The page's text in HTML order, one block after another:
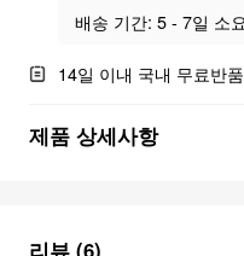
배송 기간: 5 - 7일 소요
14일 이내 국내 무료반품
제품 상세사항
리뷰 (6)